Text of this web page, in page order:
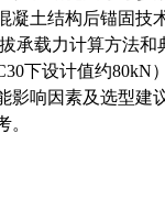
凝土结构后锚固技
承载力计算方法和
下设计值约80kN
影响因素及选型建
。